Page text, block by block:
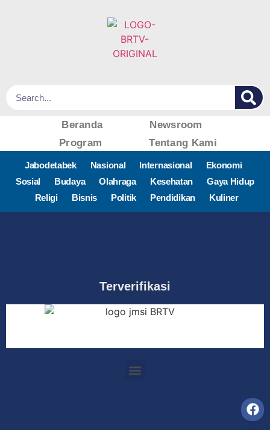
Beranda
Newsroom
Program
Tentang Kami
Jabodetabek Nasional Internasional
Ekonomi
Sosial
Budaya Olahraga Kesehatan
Gaya Hidup
Religi
Bisnis Politik Pendidikan Kuliner
Terverifikasi